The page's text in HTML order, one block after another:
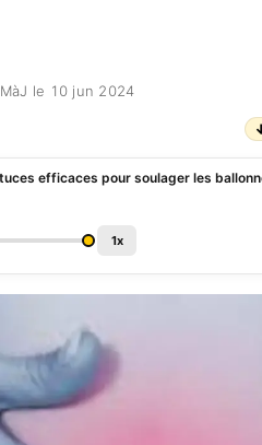
MàJ le 10 jun 2024
efficaces pour soulager les
1x